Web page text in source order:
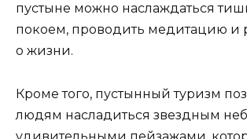
пустыне можно наслаждаться
покоем, проводить медитацию и
о жизни.
Кроме того, пустынный туризм
людям насладиться звездным
удивительными пейзажами,